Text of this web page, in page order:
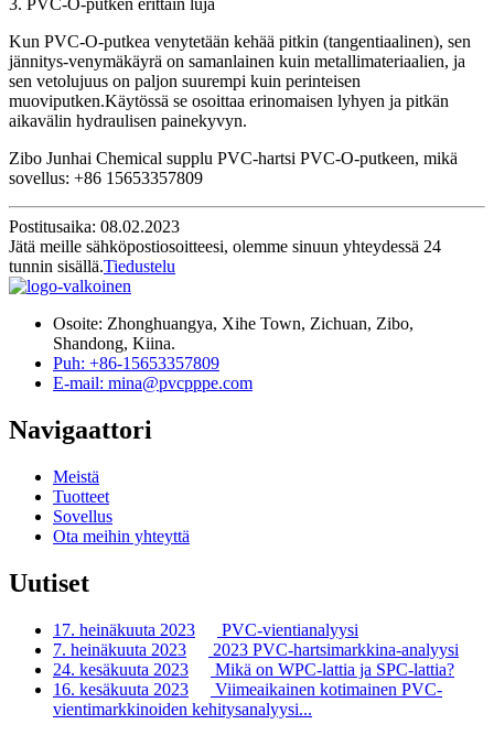
3. PVC-O-putken erittäin luja
Kun PVC-O-putkea venytetään kehää pitkin (tangentiaalinen), sen
jännitys-venymäkäyrä on samanlainen kuin metallimateriaalien, ja
sen vetolujuus on paljon suurempi kuin perinteisen
muoviputken.Käytössä se osoittaa erinomaisen lyhyen ja pitkän
aikavälin hydraulisen painekyvyn.
Zibo Junhai Chemical supplu PVC-hartsi PVC-O-putkeen, mikä
sovellus: +86 15653357809
Postitusaika: 08.02.2023
Jätä meille sähköpostiosoitteesi, olemme sinuun yhteydessä 24
tunnin sisällä.Tiedustelu
Osoite: Zhonghuangya, Xihe Town, Zichuan, Zibo,
Shandong, Kiina.
Puh: +86-15653357809
E-mail: mina@pvcpppe.com
Navigaattori
Meistä
Tuotteet
Sovellus
Ota meihin yhteyttä
Uutiset
17. heinäkuuta 2023
PVC-vientianalyysi
7. heinäkuuta 2023
2023 PVC-hartsimarkkina-analyysi
24. kesäkuuta 2023
Mikä on WPC-lattia ja SPC-lattia?
16. kesäkuuta 2023
Viimeaikainen kotimainen PVC-
vientimarkkinoiden kehitysanalyysi...